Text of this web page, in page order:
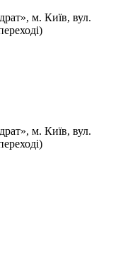
м. Київ, вул.
м. Київ, вул.